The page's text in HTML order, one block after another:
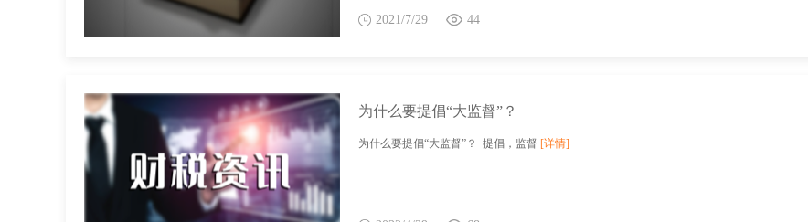
常务委员会第十八次会议《关于修改〈中华人民共和国个人所得税法〉的决定》第三次修正
根据2007年6月29日第十届全国人民代表大会常务委员会第二十八次会议《关于修改〈中华人民
民共和国个人所得税法〉的决定》第六次修正 根据2018年8月31日第十三届全国人民代表大会
常务委员会第五次会议《关于修改〈中华人民共和国个人所得税法〉的决定》第七次修正） 个
人所得税[详情]
2021/7/29 44
为什么要提倡“大监督”？
为什么要提倡“大监督”？ 提倡，监督 [详情]